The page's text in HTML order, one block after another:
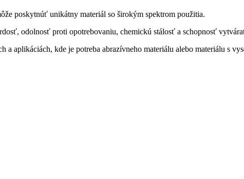
poskytnúť unikátny materiál so širokým spektrom použitia.
odolnosť proti opotrebovaniu, chemickú stálosť a schopnosť
aplikáciách, kde je potreba abrazívneho materiálu alebo materiálu s